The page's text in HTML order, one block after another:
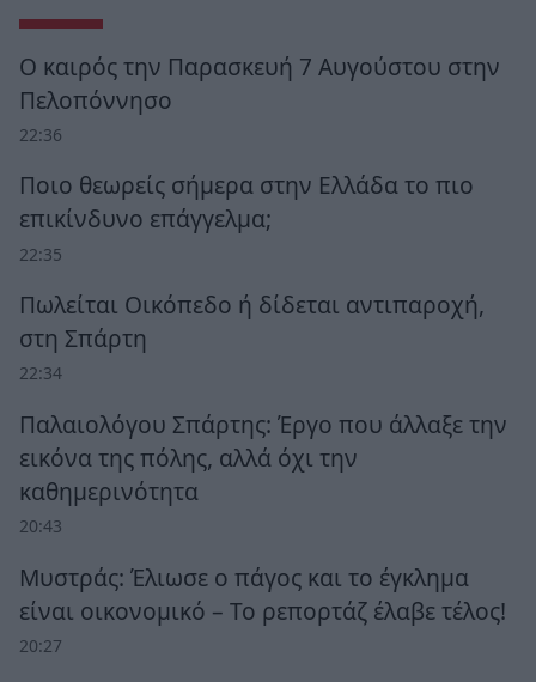
Ο καιρός την Παρασκευή 7 Αυγούστου στην
Πελοπόννησο
22:36
Ποιο θεωρείς σήμερα στην Ελλάδα το πιο
επικίνδυνο επάγγελμα;
22:35
Πωλείται Οικόπεδο ή δίδεται αντιπαροχή,
στη Σπάρτη
22:34
Παλαιολόγου Σπάρτης: Έργο που άλλαξε την
εικόνα της πόλης, αλλά όχι την
καθημερινότητα
20:43
Μυστράς: Έλιωσε ο πάγος και το έγκλημα
είναι οικονομικό – Το ρεπορτάζ έλαβε τέλος!
20:27